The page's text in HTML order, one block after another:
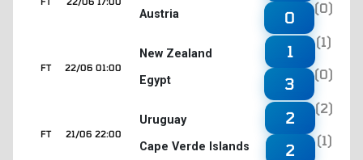
Austria
0
(0)
22/06 01:00
FT
New Zealand
Egypt
1
(1)
3
(0)
21/06 22:00
FT
Uruguay
Cape Verde Islands
2
(2)
2
(1)